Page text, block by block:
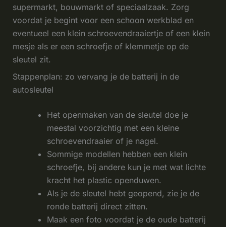
supermarkt, bouwmarkt of speciaalzaak. Zorg
voordat je begint voor een schoon werkblad en
eventueel een klein schroevendraaiertje of een klein
mesje als er een schroefje of klemmetje op de
sleutel zit.
Stappenplan: zo vervang je de batterij in de
autosleutel
Het openmaken van de sleutel doe je
meestal voorzichtig met een kleine
schroevendraaier of je nagel.
Sommige modellen hebben een klein
schroefje, bij andere kun je met wat lichte
kracht het plastic openduwen.
Als je de sleutel hebt geopend, zie je de
ronde batterij direct zitten.
Maak een foto voordat je de oude batterij